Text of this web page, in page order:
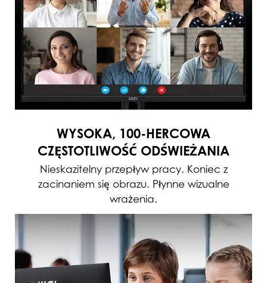
WYSOKA, 100-HERCOWA
CZĘSTOTLIWOŚĆ ODŚWIEŻANIA
Nieskazitelny przepływ pracy. Koniec z
zacinaniem się obrazu. Płynne wizualne
wrażenia.